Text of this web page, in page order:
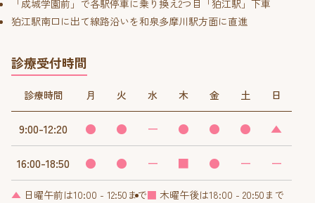
「成城学園前」で各駅停車に乗り換え2つ目「狛江駅」下車
狛江駅南口に出て線路沿いを和泉多摩川駅方面に直進
診療受付時間
診療時間 月 火 水 木 金 土 日
9:00-12:20 ● ● ー ● ● ● ▲
16:00-18:50 ● ● ー ■ ● ー ー
▲ 日曜午前は10:00 - 12:50まで■ 木曜午後は18:00 - 20:50まで